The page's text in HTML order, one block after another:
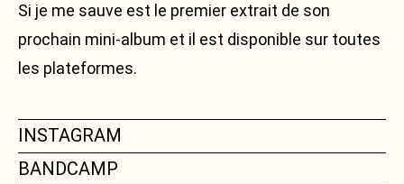
Si je me sauve est le premier extrait de son
prochain mini-album et il est disponible sur toutes
les plateformes.
INSTAGRAM
BANDCAMP